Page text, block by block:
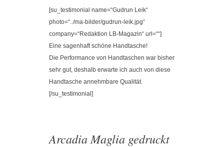
[su_testimonial name=“Gudrun Leik“
photo=“../ma-bilder/gudrun-leik.jpg“
company=“Redaktion LB-Magazin“ url=““]
Eine sagenhaft schöne Handtasche!
Die Performance von Handtaschen war bisher
sehr gut, deshalb erwarte ich auch von diese
Handtasche annehmbare Qualität.
[/su_testimonial]
Arcadia Maglia gedruckt